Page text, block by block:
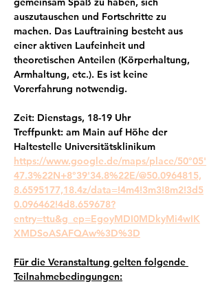
auszutauschen und Fortschritte zu
machen. Das Lauftraining besteht aus
einer aktiven Laufeinheit und
theoretischen Anteilen (Körperhaltung,
Armhaltung, etc.). Es ist keine
Vorerfahrung notwendig.
Zeit: Dienstags, 18-19 Uhr
Treffpunkt: am Main auf Höhe der
Haltestelle Universitätsklinikum
https://www.google.de/maps/place/50°05'
47.3%22N+8°39'34.8%22E/@50.0964815,
8.6595177,18.4z/data=!4m4!3m3!8m2!3d5
0.096462!4d8.659678?
entry=ttu&g_ep=EgoyMDI0MDkyMi4wIK
XMDSoASAFQAw%3D%3D
Für die Veranstaltung gelten folgende
Teilnahmebedingungen: